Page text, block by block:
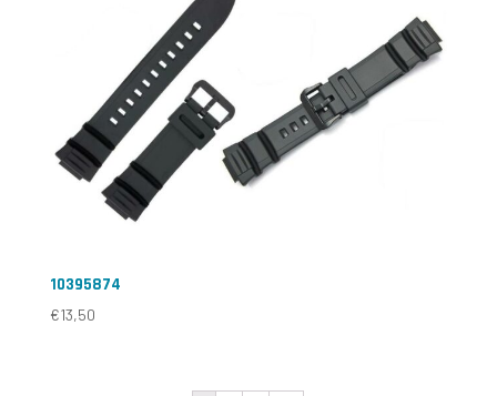
10395874
€13,50